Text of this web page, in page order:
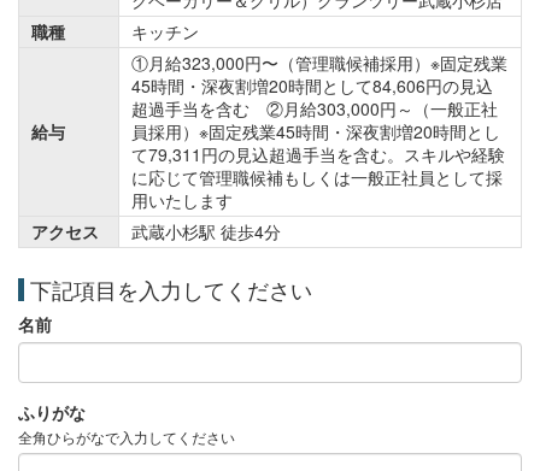
職種
キッチン
給与
①月給323,000円〜（管理職候補採用）※固定残業
45時間・深夜割増20時間として84,606円の見込
超過手当を含む ②月給303,000円～（一般正社
員採用）※固定残業45時間・深夜割増20時間とし
て79,311円の見込超過手当を含む。スキルや経験
に応じて管理職候補もしくは一般正社員として採
用いたします
アクセス
武蔵小杉駅 徒歩4分
下記項目を入力してください
名前
ふりがな
全角ひらがなで入力してください